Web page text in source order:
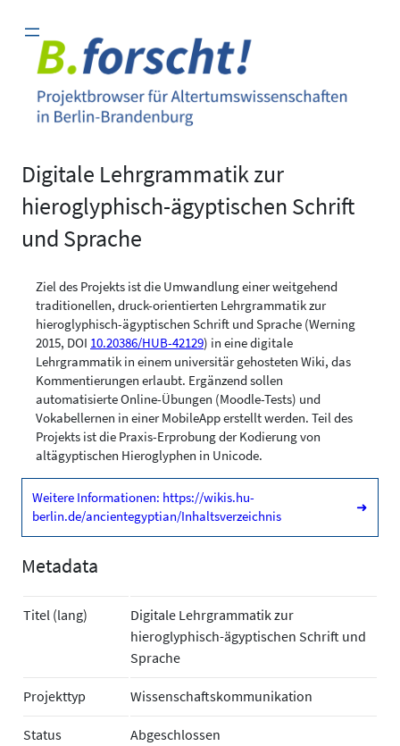
Inhalt
springen
Digitale Lehrgrammatik zur
hieroglyphisch-ägyptischen Schrift
und Sprache
Ziel des Projekts ist die Umwandlung einer weitgehend
traditionellen, druck-orientierten Lehrgrammatik zur
hieroglyphisch-ägyptischen Schrift und Sprache (Werning
2015, DOI 10.20386/HUB-42129) in eine digitale
Lehrgrammatik in einem universitär gehosteten Wiki, das
Kommentierungen erlaubt. Ergänzend sollen
automatisierte Online-Übungen (Moodle-Tests) und
Vokabellernen in einer MobileApp erstellt werden. Teil des
Projekts ist die Praxis-Erprobung der Kodierung von
altägyptischen Hieroglyphen in Unicode.
Weitere Informationen: https://wikis.hu-
berlin.de/ancientegyptian/Inhaltsverzeichnis
➜
Metadata
Titel (lang)
Digitale Lehrgrammatik zur
hieroglyphisch-ägyptischen Schrift und
Sprache
Projekttyp Wissenschaftskommunikation
Status Abgeschlossen